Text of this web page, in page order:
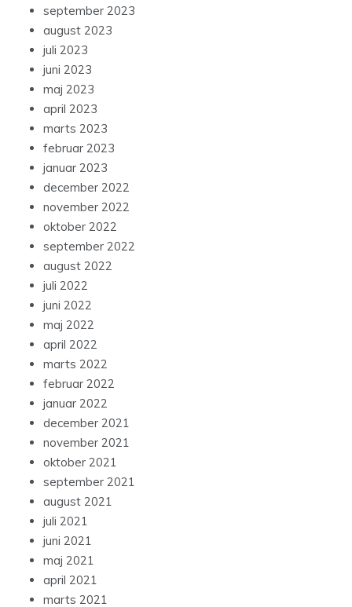
september 2023
august 2023
juli 2023
juni 2023
maj 2023
april 2023
marts 2023
februar 2023
januar 2023
december 2022
november 2022
oktober 2022
september 2022
august 2022
juli 2022
juni 2022
maj 2022
april 2022
marts 2022
februar 2022
januar 2022
december 2021
november 2021
oktober 2021
september 2021
august 2021
juli 2021
juni 2021
maj 2021
april 2021
marts 2021